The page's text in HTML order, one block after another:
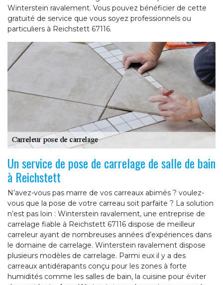
Winterstein ravalement. Vous pouvez bénéficier de cette
gratuité de service que vous soyez professionnels ou
particuliers à Reichstett 67116.
Un service de pose de carrelage de salle de bain
à Reichstett
N’avez-vous pas marre de vos carreaux abimés ? voulez-
vous que la pose de votre carreau soit parfaite ? La solution
n’est pas loin : Winterstein ravalement, une entreprise de
carrelage fiable à Reichstett 67116 dispose de meilleur
carreleur ayant de nombreuses années d’expériences dans
le domaine de carrelage. Winterstein ravalement dispose
plusieurs modèles de carrelage. Parmi eux il y a des
carreaux antidérapants conçu pour les zones à forte
humidités comme les salles de bain, la cuisine pour éviter